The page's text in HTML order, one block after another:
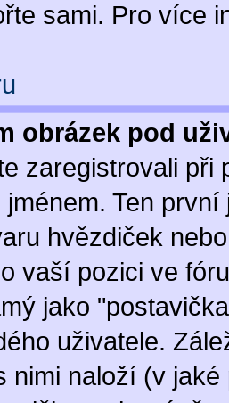
sami. Pro více
obrázek pod
zaregistrovali
Ten
hvězdiček
vaší pozici ve
jako
uživatele.
nimi naloží (v